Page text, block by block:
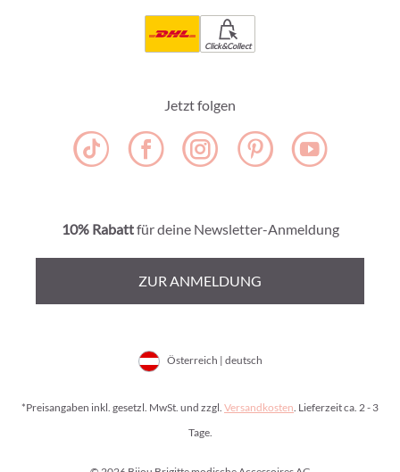
Click&Collect
Jetzt folgen
10% Rabattfür deine Newsletter-Anmeldung
ZUR ANMELDUNG
Österreich | deutsch
*Preisangaben inkl. gesetzl. MwSt. und zzgl. Versandkosten. Lieferzeit ca. 2 - 3
Tage.